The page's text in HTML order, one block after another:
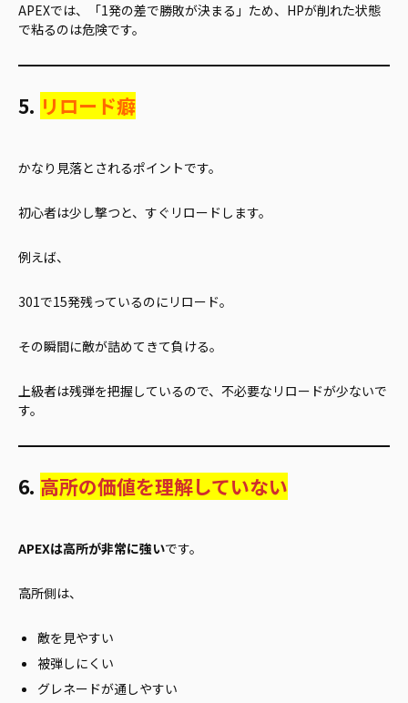
APEXでは、「1発の差で勝敗が決まる」ため、HPが削れた状態
で粘るのは危険です。
5. リロード癖
かなり見落とされるポイントです。
初心者は少し撃つと、すぐリロードします。
例えば、
301で15発残っているのにリロード。
その瞬間に敵が詰めてきて負ける。
上級者は残弾を把握しているので、不必要なリロードが少ないで
す。
6. 高所の価値を理解していない
APEXは高所が非常に強いです。
高所側は、
敵を見やすい
被弾しにくい
グレネードが通しやすい